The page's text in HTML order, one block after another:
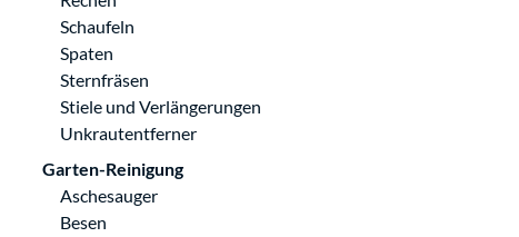
Schaufeln
Spaten
Sternfräsen
Stiele und Verlängerungen
Unkrautentferner
Garten-Reinigung
Aschesauger
Besen